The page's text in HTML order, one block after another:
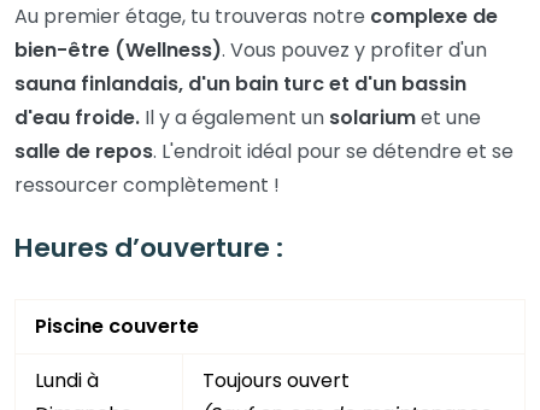
Au premier étage, tu trouveras notre complexe de
bien-être (Wellness). Vous pouvez y profiter d'un
sauna finlandais, d'un bain turc et d'un bassin
d'eau froide. Il y a également un solariumet une
salle de repos. L'endroit idéal pour se détendre et se
ressourcer complètement !
Heures d’ouverture :
Piscine couverte
Lundi à
Toujours ouvert